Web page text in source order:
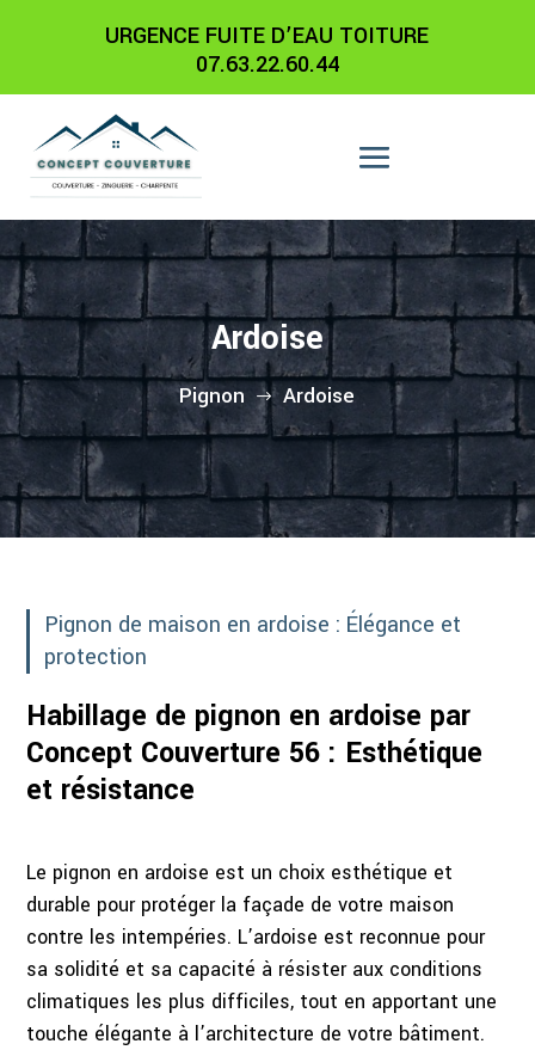
URGENCE FUITE D’EAU TOITURE
07.63.22.60.44
Ardoise
Pignon $ Ardoise
Pignon de maison en ardoise : Élégance et
protection
Habillage de pignon en ardoise par
Concept Couverture 56 : Esthétique
et résistance
Le pignon en ardoise est un choix esthétique et
durable pour protéger la façade de votre maison
contre les intempéries. L’ardoise est reconnue pour
sa solidité et sa capacité à résister aux conditions
climatiques les plus difficiles, tout en apportant une
touche élégante à l’architecture de votre bâtiment.